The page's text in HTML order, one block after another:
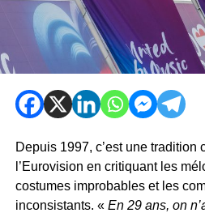
Depuis 1997, c’est une tradition
l’Eurovision en critiquant les
costumes improbables et les
inconsistants. « En 29 ans, on